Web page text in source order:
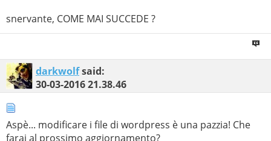
snervante, COME MAI SUCCEDE ?
darkwolfsaid:
30-03-201621.38.46
Aspè... modificare i file di wordpress è una pazzia! Che
farai al prossimo aggiornamento?